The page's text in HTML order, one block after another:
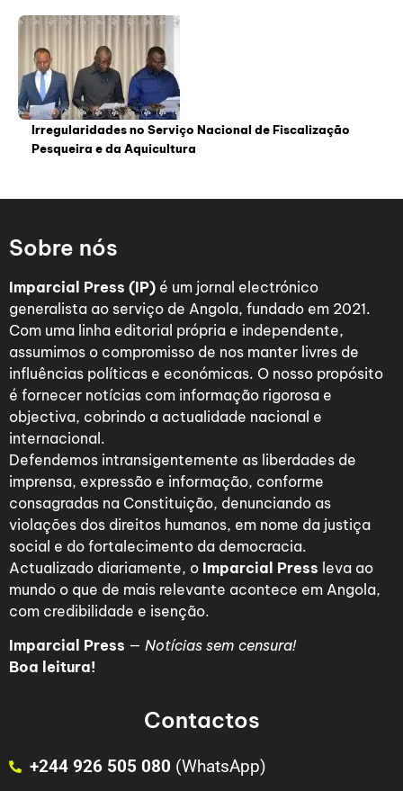
Irregularidades no Serviço Nacional de Fiscalização
Pesqueira e da Aquicultura
Sobre nós
Imparcial Press (IP) é um jornal electrónico
generalista ao serviço de Angola, fundado em 2021.
Com uma linha editorial própria e independente,
assumimos o compromisso de nos manter livres de
influências políticas e económicas. O nosso propósito
é fornecer notícias com informação rigorosa e
objectiva, cobrindo a actualidade nacional e
internacional.
Defendemos intransigentemente as liberdades de
imprensa, expressão e informação, conforme
consagradas na Constituição, denunciando as
violações dos direitos humanos, em nome da justiça
social e do fortalecimento da democracia.
Actualizado diariamente, o Imparcial Press leva ao
mundo o que de mais relevante acontece em Angola,
com credibilidade e isenção.
Imparcial Press — Notícias sem censura!
Boa leitura!
Contactos
+244 926 505 080 (WhatsApp)